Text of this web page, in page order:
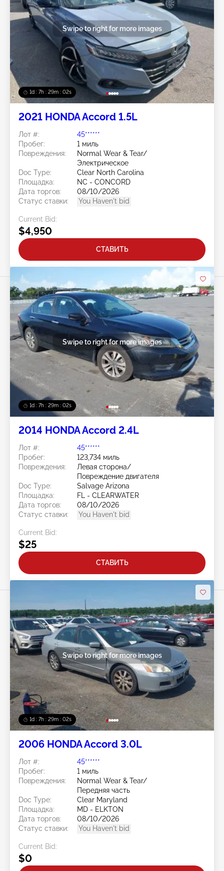
1d : 7h : 29m : 00s
Swipe to right for more images
2021 HONDA Accord 1.5L
Лот #:
45******
Пробег:
1 миль
Повреждения:
Normal Wear & Tear/
Электрическое
Doc Type:
Clear North Carolina
Площадка:
NC - CONCORD
Дата торгов:
08/10/2026
Статус ставки:
You Haven't bid
Current Bid:
$4,950
СТАВИТЬ
1d : 7h : 29m : 00s
Swipe to right for more images
2014 HONDA Accord 2.4L
Лот #:
45******
Пробег:
123,734 миль
Повреждения:
Левая сторона/
Повреждение двигателя
Doc Type:
Salvage Arizona
Площадка:
FL - CLEARWATER
Дата торгов:
08/10/2026
Статус ставки:
You Haven't bid
Current Bid:
$25
СТАВИТЬ
1d : 7h : 29m : 00s
Swipe to right for more images
2006 HONDA Accord 3.0L
Лот #:
45******
Пробег:
1 миль
Повреждения:
Normal Wear & Tear/
Передняя часть
Doc Type:
Clear Maryland
Площадка:
MD - ELKTON
Дата торгов:
08/10/2026
Статус ставки:
You Haven't bid
Current Bid:
$0